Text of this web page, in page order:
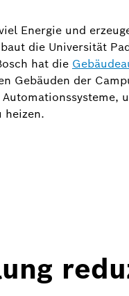
Energie und
die Universität
hat die
Gebäuden der
heizen.